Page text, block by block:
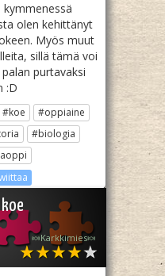
olen kehittänyt
Myös muut
sillä tämä voi
purtavaksi
:D
#koe
#oppiaine
#biologia
🍬Karkkimies🍬